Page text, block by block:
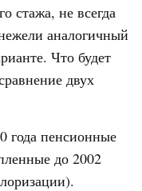
стажа, не всегда
аналогичный
Что будет
двух
года пенсионные
до 2002